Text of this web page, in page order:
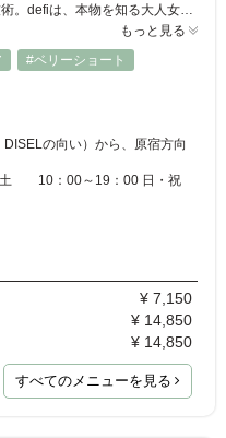
表参道・青山の最前線で研鑽を積んだ技術。defiは、本物を知る大人女性のための髪質改善サロンです。画一的な施術ではなく、お一人ひとりの髪質に寄り添う「オーダーメイドの弱酸性処方」。矯正とカラーを重ねるほどに、絹のような指通りと深い艶が宿ります。妥協のない技術で、一生愛せる自信に満ちた髪へ。
もっと見る
#ベリーショート
の向い）から、原宿方向
10：00～19：00 日・祝
¥ 7,150
¥ 14,850
¥ 14,850
すべてのメニューを見る